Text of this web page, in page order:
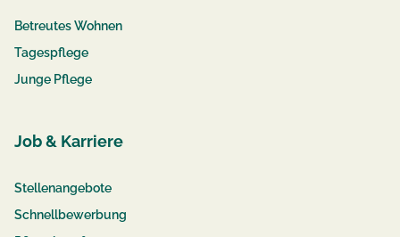
Betreutes Wohnen
Tagespflege
Junge Pflege
Job & Karriere
Stellenangebote
Schnellbewerbung